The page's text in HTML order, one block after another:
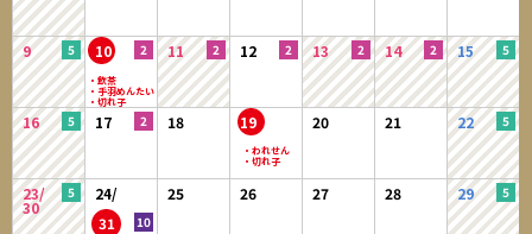
9 10 11 12 13 14 15
16 17 18 19 20 21 22
23/
30
24/
31
25 26 27 28 29